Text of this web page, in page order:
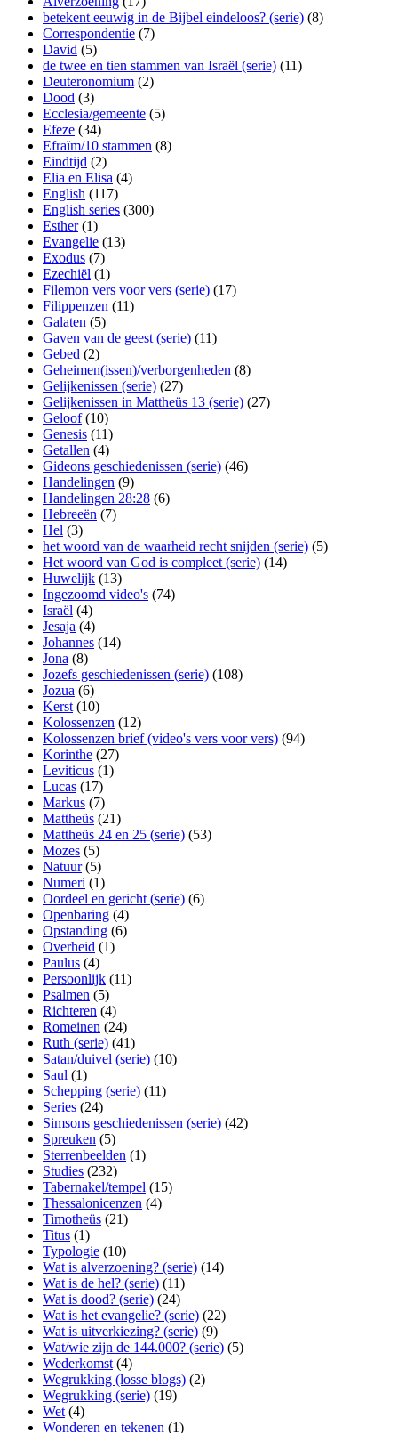
betekent eeuwig in de Bijbel eindeloos? (serie) (8)
Correspondentie (7)
David (5)
de twee en tien stammen van Israël (serie) (11)
Deuteronomium (2)
Dood (3)
Ecclesia/gemeente (5)
Efeze (34)
Efraïm/10 stammen (8)
Eindtijd (2)
Elia en Elisa (4)
English (117)
English series (300)
Esther(1)
Evangelie (13)
Exodus (7)
Ezechiël (1)
Filemon vers voor vers (serie) (17)
Filippenzen (11)
Galaten (5)
Gaven van de geest (serie) (11)
Gebed (2)
Geheimen(issen)/verborgenheden (8)
Gelijkenissen (serie) (27)
Gelijkenissen in Mattheüs 13 (serie) (27)
Geloof(10)
Genesis (11)
Getallen (4)
Gideons geschiedenissen (serie) (46)
Handelingen (9)
Handelingen 28:28 (6)
Hebreeën (7)
Hel (3)
het woord van de waarheid recht snijden (serie) (5)
Het woord van God is compleet (serie) (14)
Huwelijk (13)
Ingezoomd video's (74)
Israël (4)
Jesaja (4)
Johannes (14)
Jona (8)
Jozefs geschiedenissen (serie) (108)
Jozua (6)
Kerst (10)
Kolossenzen (12)
Kolossenzen brief (video's vers voor vers) (94)
Korinthe (27)
Leviticus (1)
Lucas (17)
Markus (7)
Mattheüs (21)
Mattheüs 24 en 25 (serie) (53)
Mozes (5)
Natuur(5)
Numeri (1)
Oordeel en gericht (serie) (6)
Openbaring (4)
Opstanding (6)
Overheid (1)
Paulus (4)
Persoonlijk (11)
Psalmen (5)
Richteren (4)
Romeinen (24)
Ruth (serie) (41)
Satan/duivel (serie) (10)
Saul (1)
Schepping (serie) (11)
Series (24)
Simsons geschiedenissen (serie) (42)
Spreuken (5)
Sterrenbeelden (1)
Studies (232)
Tabernakel/tempel (15)
Thessalonicenzen (4)
Timotheüs (21)
Titus (1)
Typologie (10)
Wat is alverzoening? (serie) (14)
Wat is de hel? (serie) (11)
Wat is dood? (serie) (24)
Wat is het evangelie? (serie) (22)
Wat is uitverkiezing? (serie) (9)
Wat/wie zijn de 144.000? (serie) (5)
Wederkomst (4)
Wegrukking (losse blogs) (2)
Wegrukking (serie) (19)
Wet (4)
Wonderen en tekenen (1)